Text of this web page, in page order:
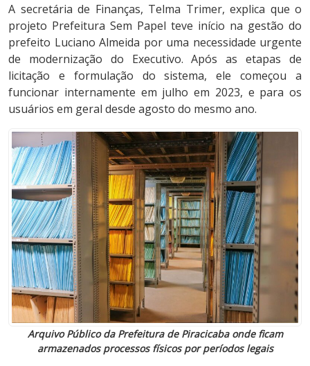
A secretária de Finanças, Telma Trimer, explica que o
projeto Prefeitura Sem Papel teve início na gestão do
prefeito Luciano Almeida por uma necessidade urgente
de modernização do Executivo. Após as etapas de
licitação e formulação do sistema, ele começou a
funcionar internamente em julho em 2023, e para os
usuários em geral desde agosto do mesmo ano.
Arquivo Público da Prefeitura de Piracicaba onde ficam
armazenados processos físicos por períodos legais